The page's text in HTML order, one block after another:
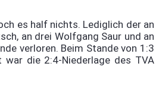
es half nichts. Lediglich der an
an drei Wolfgang Saur und an
verloren. Beim Stande von 1:3
die 2:4-Niederlage des TVA